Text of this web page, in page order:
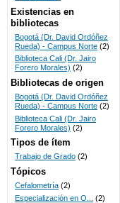
Existencias en
bibliotecas
Bogotá (Dr. David Ordóñez
Rueda) - Campus Norte (2)
Biblioteca Cali (Dr. Jairo
Forero Morales) (2)
Bibliotecas de origen
Bogotá (Dr. David Ordóñez
Rueda) - Campus Norte (2)
Biblioteca Cali (Dr. Jairo
Forero Morales) (2)
Tipos de ítem
Trabajo de Grado (2)
Tópicos
Cefalometría (2)
Especialización en O...
(2)